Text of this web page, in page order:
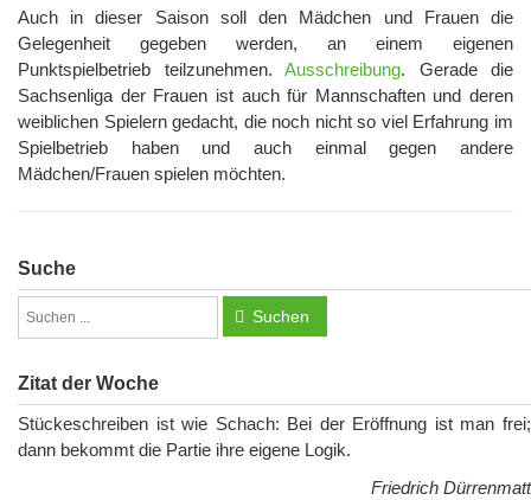
Auch in dieser Saison soll den Mädchen und Frauen die
Gelegenheit gegeben werden, an einem eigenen
Punktspielbetrieb teilzunehmen. Ausschreibung. Gerade die
Sachsenliga der Frauen ist auch für Mannschaften und deren
weiblichen Spielern gedacht, die noch nicht so viel Erfahrung im
Spielbetrieb haben und auch einmal gegen andere
Mädchen/Frauen spielen möchten.
Suche
Suchen
Zitat der Woche
Stückeschreiben ist wie Schach: Bei der Eröffnung ist man frei;
dann bekommt die Partie ihre eigene Logik.
Friedrich Dürrenmatt